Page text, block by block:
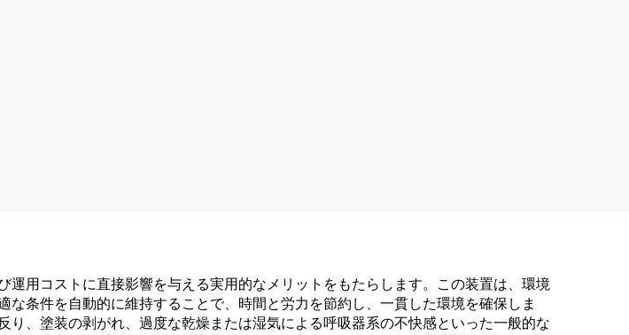
用コストに直接影響を与える実用的なメリットをもたらします。この装置は、環境
条件を自動的に維持することで、時間と労力を節約し、一貫した環境を確保しま
、塗装の剥がれ、過度な乾燥または湿気による呼吸器系の不快感といった一般的な